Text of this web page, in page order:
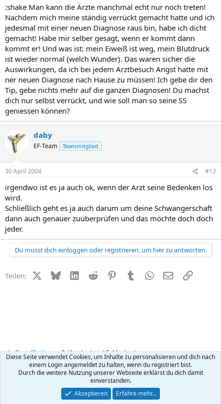
:shake Man kann die Ärzte manchmal echt nur noch treten!
Nachdem mich meine ständig verrückt gemacht hatte und ich
jedesmal mit einer neuen Diagnose raus bin, habe ich dicht
gemacht! Habe mir selber gesagt, wenn er kommt dann
kommt er! Und was ist: mein Eiweiß ist weg, mein Blutdruck
ist wieder normal (welch Wunder). Das waren sicher die
Auswirkungen, da ich bei jedem Arztbesuch Angst hatte mit
ner neuen Diagnose nach Hause zu müssen! Ich gebe dir den
Tip, gebe nichts mehr auf die ganzen Diagnosen! Du machst
dich nur selbst verrückt, und wie soll man so seine SS
geniessen können?
daby
EF-Team Teammitglied
30 April 2004 #12
irgendwo ist es ja auch ok, wenn der Arzt seine Bedenken los
wird.
Schließlich geht es ja auch darum um deine Schwangerschaft
dann auch genauer zuüberprüfen und das möchte doch doch
jeder.
Du musst dich einloggen oder registrieren, um hier zu antworten.
Teilen: X (Twitter)
BlueskyLinkedIn
Reddit PinterestTumblr WhatsApp
E-MailLink
Komplikationen, Frühgeburt und Fehlgeburt
Kontakt Nutzungsbedingungen Datenschutz Hilfe
R
Community platform by XenForo ® © 2010-2026 XenForo Ltd.
Diese Seite verwendet Cookies, um Inhalte zu personalisieren und dich nach
einem Login angemeldet zu halten, wenn du registriert bist.
Durch die weitere Nutzung unserer Webseite erklärst du dich damit
einverstanden.
Akzeptieren
Erfahre mehr…